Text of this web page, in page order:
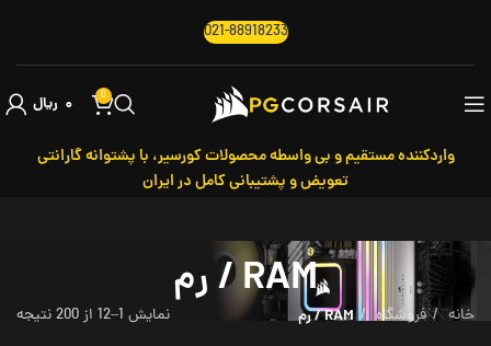
021-88918233
0 ریال
واردکننده مستقیم و بی واسطه محصولات کورسیر، با پشتوانه گارانتی
تعویض و پشتیبانی کامل در ایران
RAM / رم
خانه فروشگاه RAM / رم نمایش 1–12 از 200 نتیجه